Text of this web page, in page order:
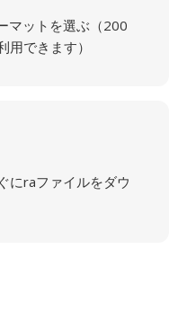
マットを選ぶ（200
できます）
にraファイルをダウ